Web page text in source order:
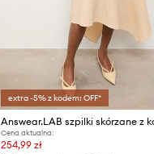
extra -5% z kodem: OFF*
Cena aktualna:
254,99 zł